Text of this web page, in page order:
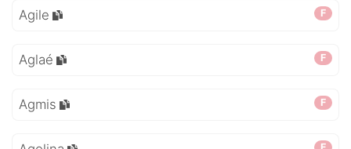
F
Agile
F
Aglaé
F
Agmis